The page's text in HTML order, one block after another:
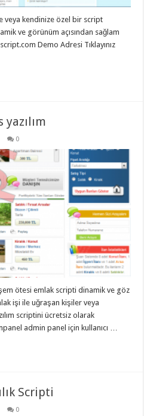
veya kendinize özel bir script
ve görünüm açısından sağlam
Demo Adresi Tıklayınız
0
ötesi emlak scripti dinamik ve göz
işi ile uğraşan kişiler veya
scriptini ücretsiz olarak
admin panel için kullanıcı …
Scripti
0